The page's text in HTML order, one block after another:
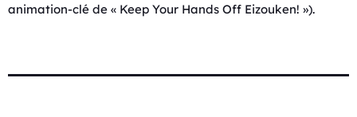
animation-clé de « Keep Your Hands Off Eizouken! »).